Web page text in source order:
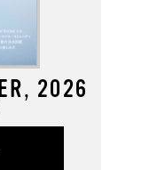
2026